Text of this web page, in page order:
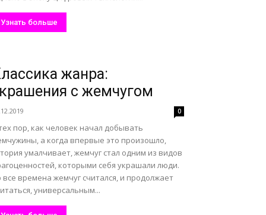
Узнать больше
жанра:
с жемчугом
0
пор, как человек начал добывать
а когда впервые это произошло,
умалчивает, жемчуг стал одним из видов
которыми себя украшали люди.
все времена жемчуг считался, и продолжает
универсальным...